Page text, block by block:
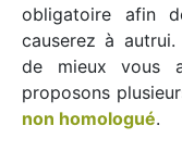
obligatoire afin
causerez à
de mieux vous
proposons
non homologué.